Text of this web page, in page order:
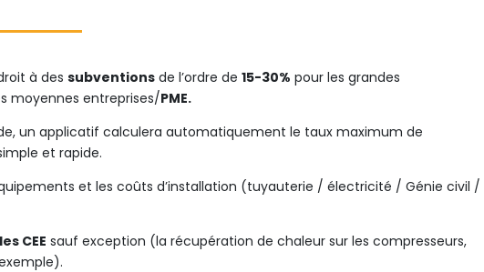
à des subventions de l’ordre de 15-30% pour les grandes
moyennes entreprises/PME.
un applicatif calculera automatiquement le taux maximum de
et rapide.
et les coûts d’installation (tuyauterie / électricité / Génie civil /
CEE sauf exception (la récupération de chaleur sur les compresseurs,